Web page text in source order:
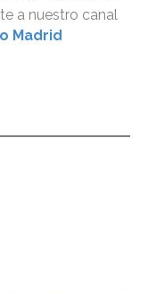
a nuestro canal
Madrid